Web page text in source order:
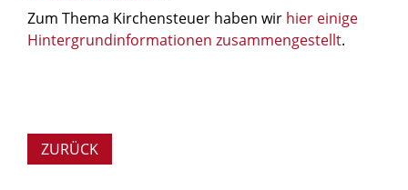
Zum Thema Kirchensteuer haben wir hier einige
Hintergrundinformationen zusammengestellt.
ZURÜCK